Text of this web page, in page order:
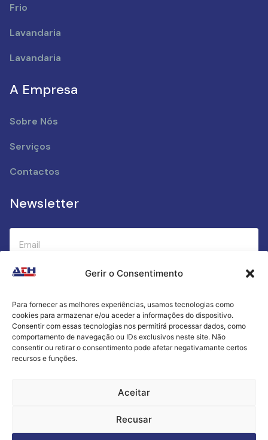
Gerir o Consentimento
Para fornecer as melhores experiências, usamos tecnologias como
cookies para armazenar e/ou aceder a informações do dispositivo.
Consentir com essas tecnologias nos permitirá processar dados, como
comportamento de navegação ou IDs exclusivos neste site. Não
consentir ou retirar o consentimento pode afetar negativamante certos
recursos e funções.
Aceitar
Recusar
Frio
Lavandaria
Lavandaria
A Empresa
Sobre Nós
Serviços
Contactos
Newsletter
Submeter
Criamos a cozinha perfeita para o seu sucesso
gastronómico!
Livro de Reclamações